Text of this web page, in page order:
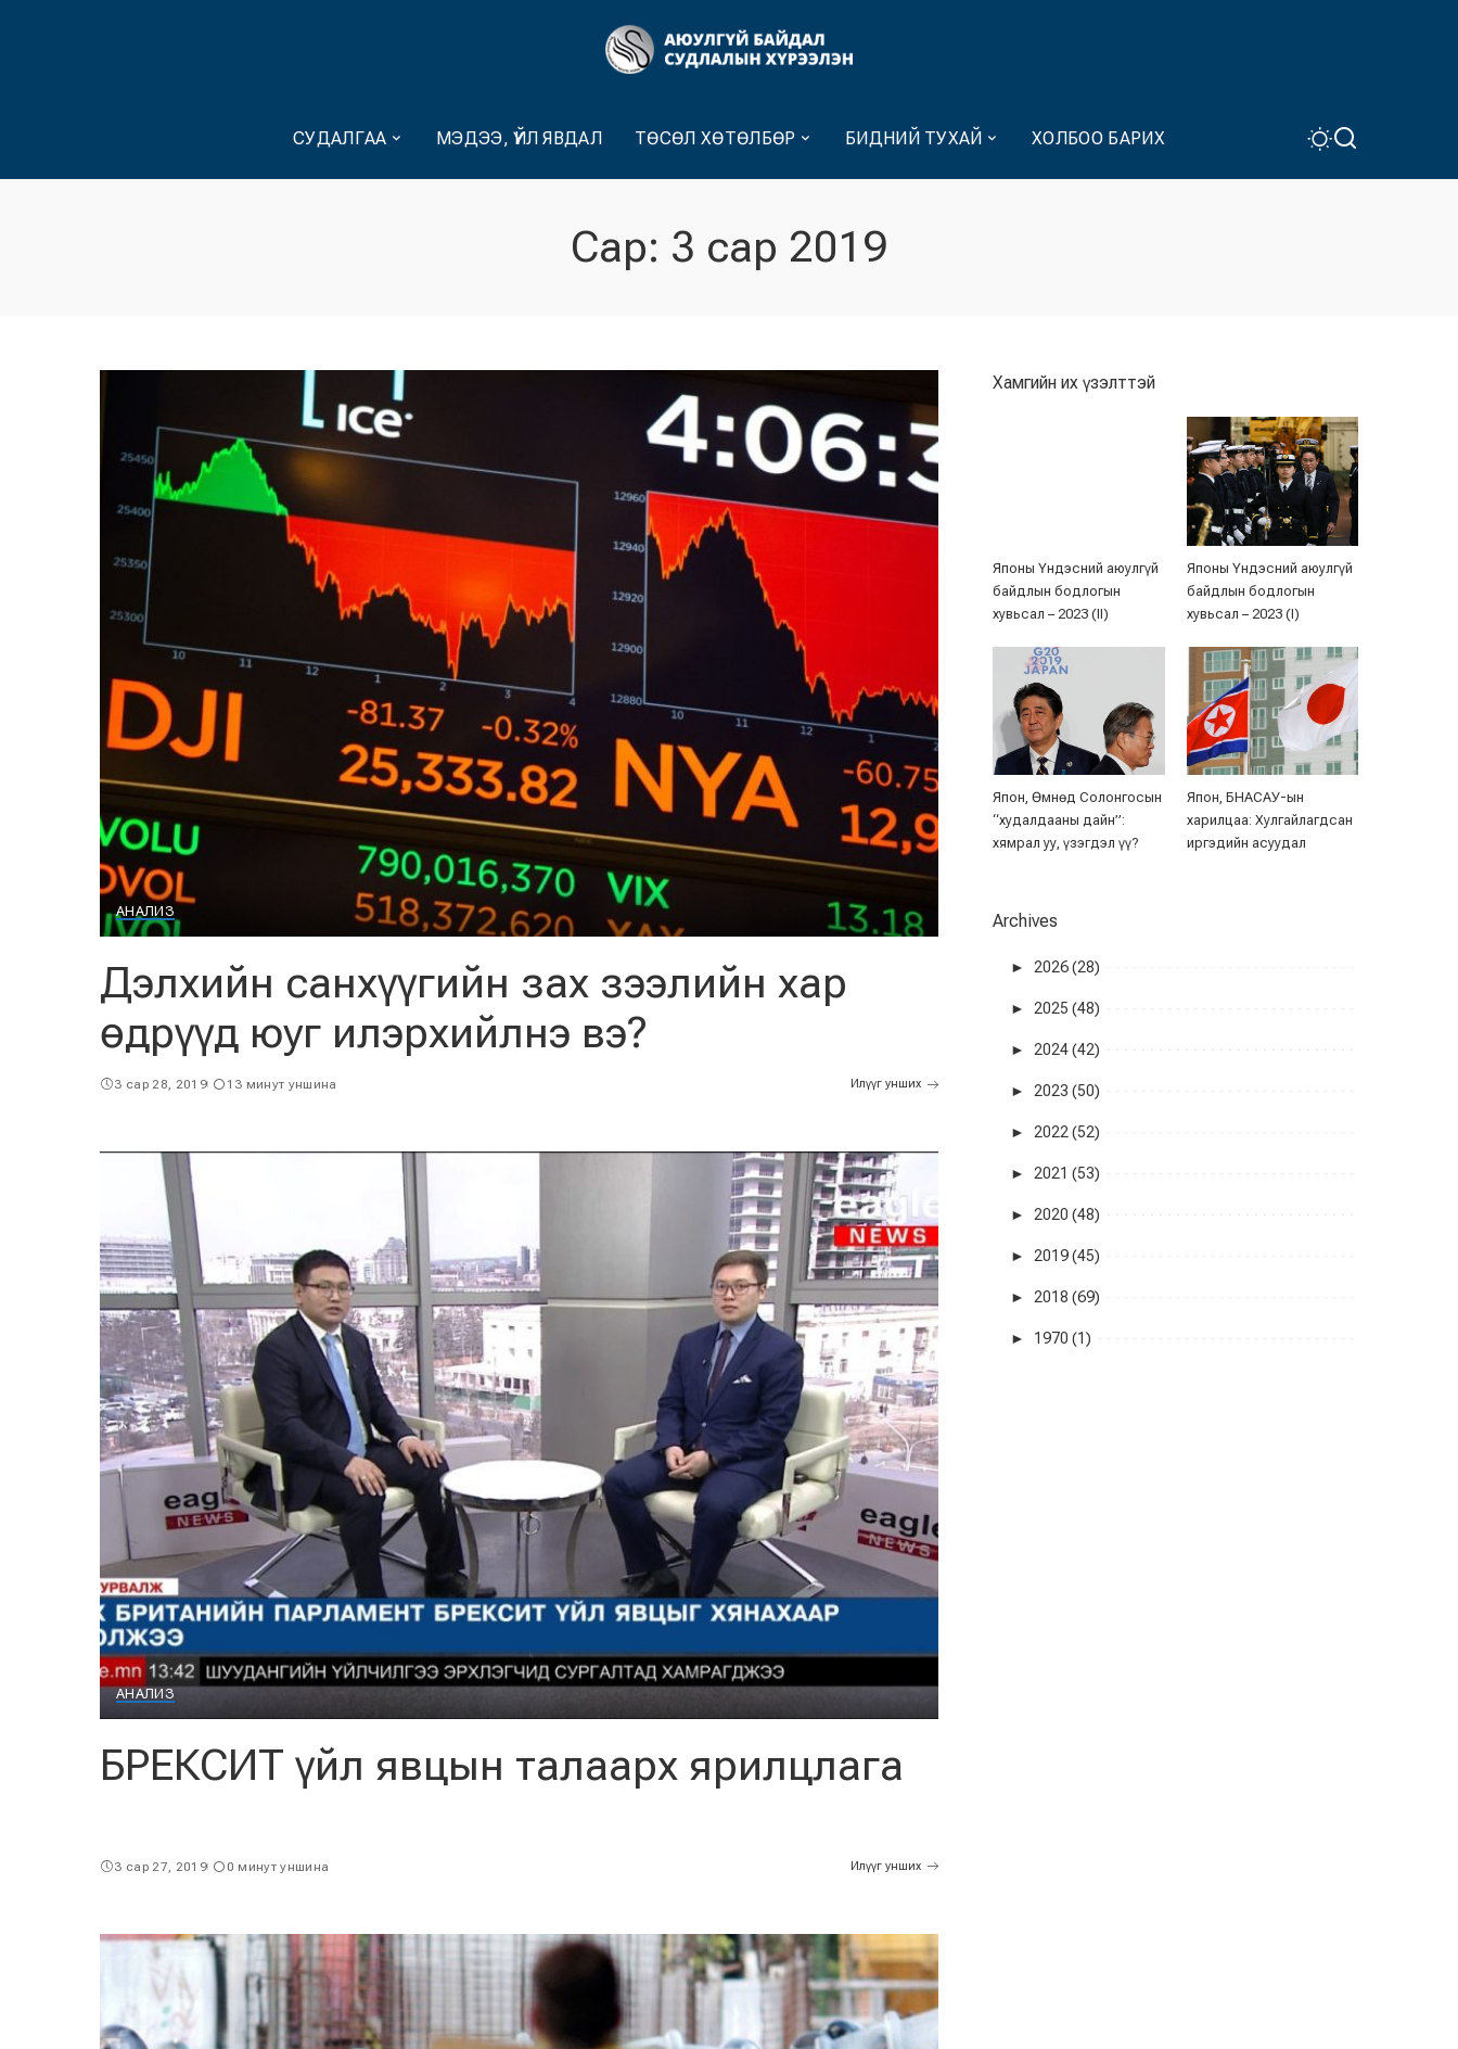
СУДАЛГАА МЭДЭЭ, ҮЙЛ ЯВДАЛ ТӨСӨЛ ХӨТӨЛБӨР БИДНИЙ ТУХАЙ ХОЛБОО БАРИХ
Сар: 3 сар 2019
АНАЛИЗ
Дэлхийн санхүүгийн зах зээлийн хар
өдрүүд юуг илэрхийлнэ вэ?
3 сар 28, 2019 13 минут уншина Илүүг унших
АНАЛИЗ
БРЕКСИТ үйл явцын талаарх ярилцлага
3 сар 27, 2019 0 минут уншина Илүүг унших
Хамгийн их үзэлттэй
Японы Үндэсний аюулгүй
байдлын бодлогын
хувьсал – 2023 (II)
Японы Үндэсний аюулгүй
байдлын бодлогын
хувьсал – 2023 (I)
Япон, Өмнөд Солонгосын
“худалдааны дайн”:
хямрал уу, үзэгдэл үү?
Япон, БНАСАУ-ын
харилцаа: Хулгайлагдсан
иргэдийн асуудал
Archives
► 2026 (28)
► 2025 (48)
► 2024 (42)
► 2023 (50)
► 2022 (52)
► 2021 (53)
► 2020 (48)
► 2019 (45)
► 2018 (69)
► 1970 (1)